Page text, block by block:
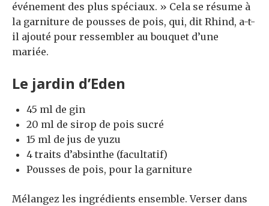
événement des plus spéciaux. » Cela se résume à
la garniture de pousses de pois, qui, dit Rhind, a-t-
il ajouté pour ressembler au bouquet d’une
mariée.
Le jardin d’Eden
45 ml de gin
20 ml de sirop de pois sucré
15 ml de jus de yuzu
4 traits d’absinthe (facultatif)
Pousses de pois, pour la garniture
Mélangez les ingrédients ensemble. Verser dans